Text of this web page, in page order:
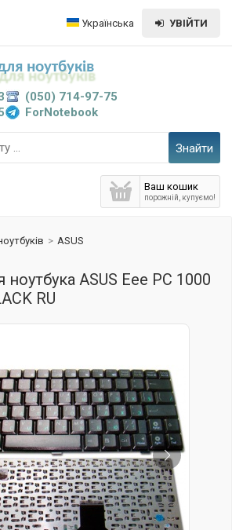
Українська УВІЙТИ
Знайти
Ваш кошик
порожній, купуємо!
(050) 714-97-75
ForNotebook
ноутбуків
> ASUS
ноутбука ASUS Eee PC 1000
RU